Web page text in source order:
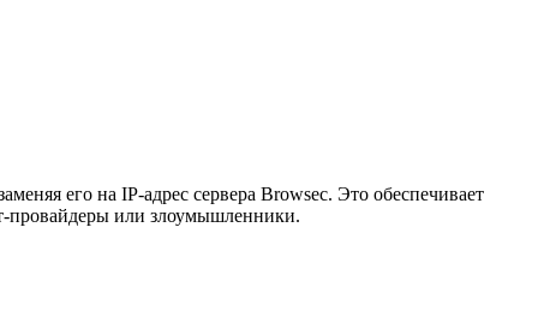
его на IP-адрес сервера Browsec. Это обеспечивает
провайдеры или злоумышленники.